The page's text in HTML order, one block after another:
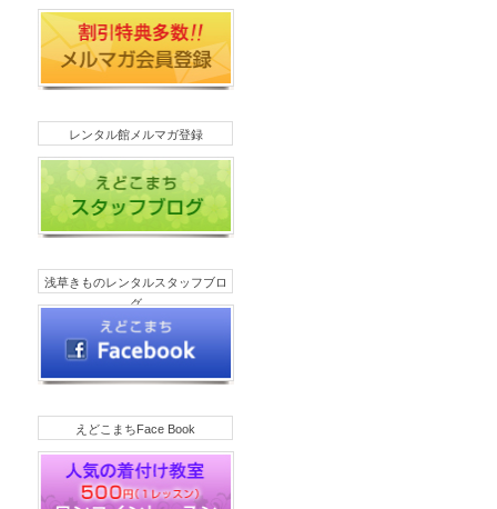
レンタル館メルマガ登録
浅草きものレンタルスタッフブロ
グ
えどこまちFace Book